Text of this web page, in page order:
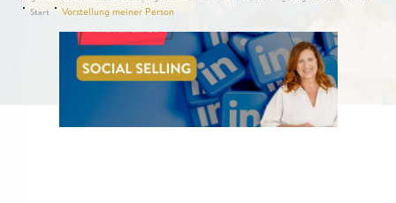
Start
Vorstellung meiner Person